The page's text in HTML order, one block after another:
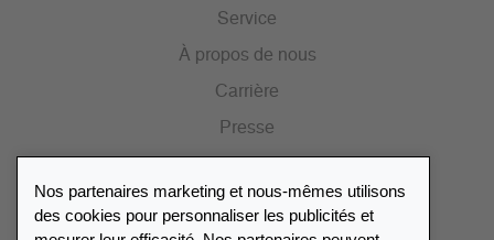
Service
À propos de nous
Carrière
Presse
Portail des revendeurs
Nos partenaires marketing et nous-mêmes utilisons
des cookies pour personnaliser les publicités et